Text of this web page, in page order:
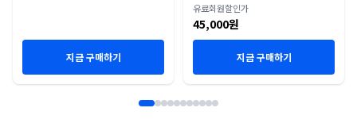
지금 구매하기
유료회원할인가
45,000원
지금 구매하기